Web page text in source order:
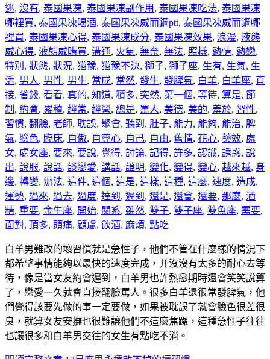
迷, 沒有, 泰國果凍, 泰國果凍副作用 , 泰國果凍吃法, 泰國果凍
哪裡買, 泰國果凍喝酒, 泰國果凍威而鋼ptt, 泰國果凍威而鋼哪
裡買, 泰國果凍心得, 泰國果凍成分, 泰國果凍效果, 浪漫, 液態
威心得, 液態威購買, 溝通, 火氣, 無奈, 無法, 照樣, 熱情, 熱戀,
特別 , 狀態, 狀況, 猶豫, 猶豫不決, 獅子, 獅子座, 生有, 生氣, 生
活, 男人, 男性, 男生, 當成, 當然, 發生, 發脾氣, 白羊, 白羊座, 直
接, 省錢, 看看, 真的, 知道, 積多, 突然, 第一個, 等待, 算是, 節
制 , 約會, 累積, 經常, 經營, 總是, 罵人, 美德, 美的, 羞於, 習性,
習慣, 翻臉, 老師, 耽誤, 聚會, 聽到 , 肚子, 能力, 能夠, 能治, 脾
氣, 臉色, 臨床, 自傲, 自尊心, 自己, 自由, 舊情, 花心, 藥效, 處
女, 處女座, 要來, 要說, 覺得, 討論, 記得, 許多, 認識, 誘惑, 說
出, 說服, 說話, 談戀愛, 講話, 證明, 變化, 變得, 變心, 越來越, 身
邊, 轉變, 辦法, 這件, 這個, 這是, 這樣, 這種, 這麼, 速度, 造成,
運勢, 過來, 過去, 過度, 達到 , 遲到 , 還是, 還會, 還要, 那麼, 酒
精, 重要, 金牛座, 開始, 關系, 雖然, 雙子, 雙子座, 雙魚座, 需要,
面對, 頂多, 頭痛, 顧慮, 飲酒, 麻煩, 點吃
白羊男難改的壞習慣就是急性子，他們不管在什麼樣的情況下
都希望事情能夠以最快的速度完成，并沒沒有太多的耐心去等
待，像是當女友約會遲到，白羊男也許熱戀期時還會笑笑說算
了，戀愛一久就會直接翻臉罵人。很多白羊還很常發脾氣，他
們覺得該要先做的事一定要做，如果被耽誤了就會臉色很差很
臭，就算女友安撫也很難讓他們不這麼焦躁，這種急性子往往
也讓很多和白羊男交往的女生有點吃不消。